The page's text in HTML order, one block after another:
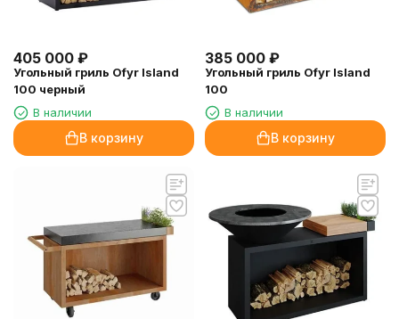
405 000 ₽
Угольный гриль Ofyr Island
100 черный
В наличии
В корзину
385 000 ₽
Угольный гриль Ofyr Island
100
В наличии
В корзину